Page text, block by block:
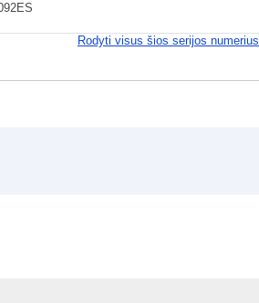
Rodyti visus šios serijos numerius